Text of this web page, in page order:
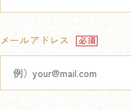
メールアドレス